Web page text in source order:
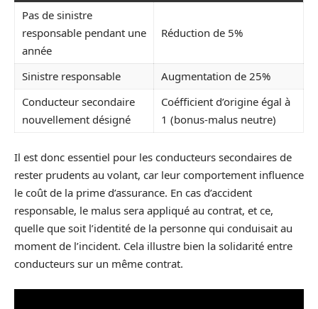
Pas de sinistre
responsable pendant une
année
Réduction de 5%
Sinistre responsable
Augmentation de 25%
Conducteur secondaire
nouvellement désigné
Coéfficient d’origine égal à
1 (bonus-malus neutre)
Il est donc essentiel pour les conducteurs secondaires de
rester prudents au volant, car leur comportement influence
le coût de la prime d’assurance. En cas d’accident
responsable, le malus sera appliqué au contrat, et ce,
quelle que soit l’identité de la personne qui conduisait au
moment de l’incident. Cela illustre bien la solidarité entre
conducteurs sur un même contrat.